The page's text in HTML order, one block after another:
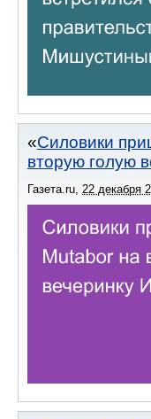
Силовики
вторую голую
Газета.ru, 22 декабря